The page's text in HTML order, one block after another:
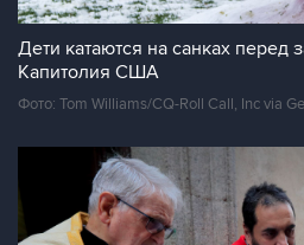
Дети катаются на санках перед
Капитолия США
Фото: Tom Williams/CQ-Roll Call, Inc via